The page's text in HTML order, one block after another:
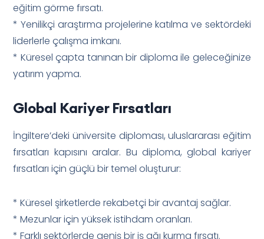
eğitim görme fırsatı.
* Yenilikçi araştırma projelerine katılma ve sektördeki
liderlerle çalışma imkanı.
* Küresel çapta tanınan bir diploma ile geleceğinize
yatırım yapma.
Global Kariyer Fırsatları
İngiltere’deki üniversite diploması, uluslararası eğitim
fırsatları kapısını aralar. Bu diploma, global kariyer
fırsatları için güçlü bir temel oluşturur:
* Küresel şirketlerde rekabetçi bir avantaj sağlar.
* Mezunlar için yüksek istihdam oranları.
* Farklı sektörlerde geniş bir iş ağı kurma fırsatı.